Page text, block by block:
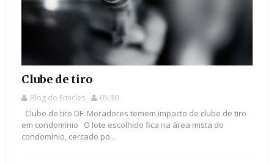
Clube de tiro
Blog do Emicles 05:30
Clube de tiro DF: Moradores temem impacto de clube de tiro
em condomínio O lote escolhido fica na área mista do
condomínio, cercado po...